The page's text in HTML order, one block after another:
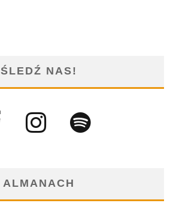
ŚLEDŹ NAS!
ALMANACH